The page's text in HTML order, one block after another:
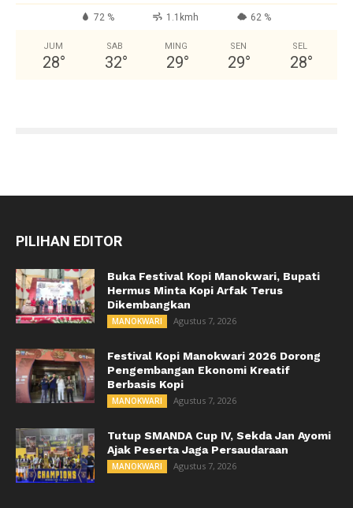
72 % 1.1kmh 62 %
JUM
28°
SAB
32°
MING
29°
SEN
29°
SEL
28°
PILIHAN EDITOR
Buka Festival Kopi Manokwari, Bupati
Hermus Minta Kopi Arfak Terus
Dikembangkan
MANOKWARI Agustus 7, 2026
Festival Kopi Manokwari 2026 Dorong
Pengembangan Ekonomi Kreatif
Berbasis Kopi
MANOKWARI Agustus 7, 2026
Tutup SMANDA Cup IV, Sekda Jan Ayomi
Ajak Peserta Jaga Persaudaraan
MANOKWARI Agustus 7, 2026